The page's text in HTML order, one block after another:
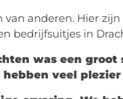
anderen. Hier
bedrijfsuitjes in
was een
veel plezier